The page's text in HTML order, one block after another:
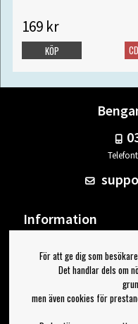
169 kr
CD
KÖP
Information
Om Bengans
FAQ / Köp- & Leveransvillkor
Jag vill
För att ge dig som
Det handlar dels om
men även cookies för